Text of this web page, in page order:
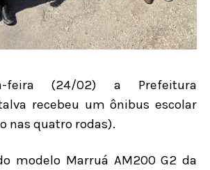
feira (24/02) a Prefeitura
recebeu um ônibus escolar
nas quatro rodas).
modelo Marruá AM200 G2 da